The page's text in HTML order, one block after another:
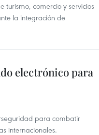
turismo, comercio y servicios
la integración de
electrónico para
para combatir
internacionales.